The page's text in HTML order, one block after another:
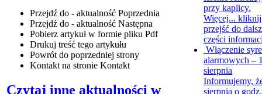
Przejdź do - aktualność Poprzednia
Przejdź do - aktualność Następna
Pobierz artykuł w formie pliku Pdf
Drukuj treść tego artykułu
Powrót do poprzedniej strony
Kontakt na stronie Kontakt
Czytaj inne aktualności w
przy kaplicy.
Więcej...
przejść do
części
Włączenie
alarmowych –
sierpnia
Informujemy,
sierpnia o godz.